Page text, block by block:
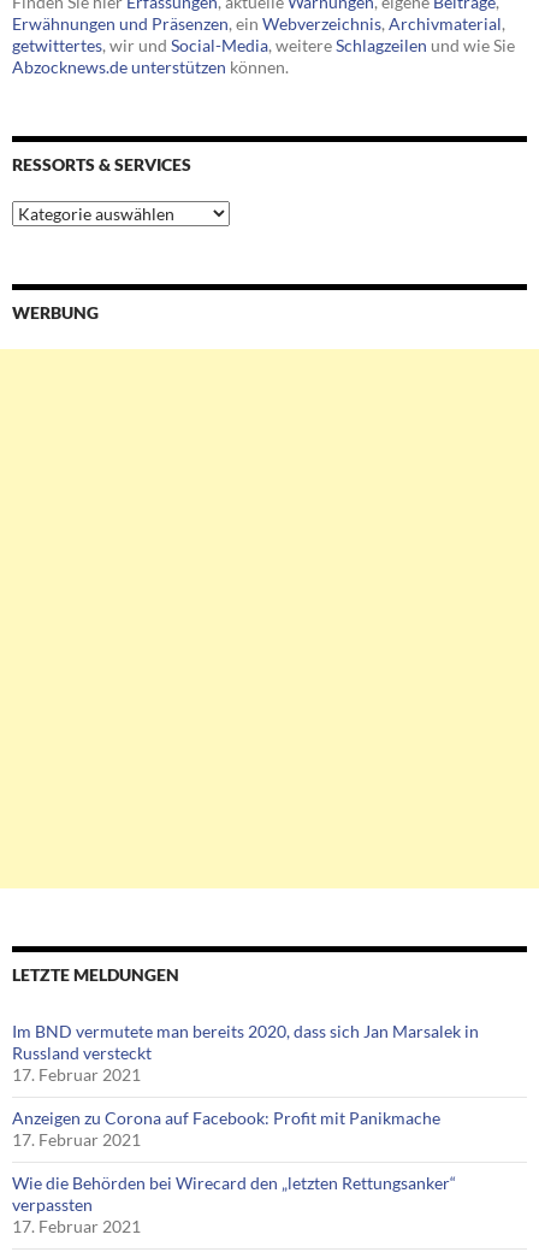
Erwähnungen und Präsenzen, ein Webverzeichnis, Archivmaterial,
getwittertes, wir und Social-Media, weitereSchlagzeilen und wie Sie
Abzocknews.de unterstützen können.
RESSORTS & SERVICES
Ressorts
&
WERBUNG
LETZTE MELDUNGEN
Im BND vermutete man bereits 2020, dass sich Jan Marsalek in
Russland versteckt
17. Februar 2021
Anzeigen zu Corona auf Facebook: Profit mit Panikmache
17. Februar 2021
Wie die Behörden bei Wirecard den „letzten Rettungsanker“
verpassten
17. Februar 2021